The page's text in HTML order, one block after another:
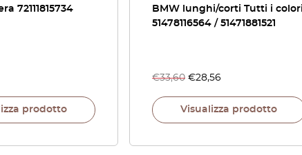
72111815734
prodotto
BMW lunghi/corti Tutti i colori
51478116564 / 51471881521
€33,60 €28,56
Visualizza prodotto